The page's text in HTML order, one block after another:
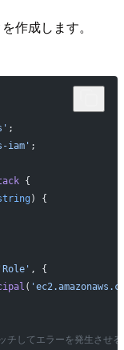
作成します。
;
iam' ;
{
) {
'Role' , {
(
してエラーを発生させる